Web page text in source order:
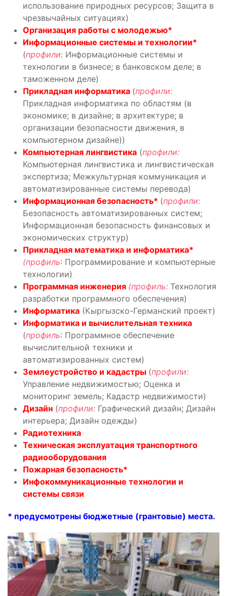
использование природных ресурсов; Защита в
чрезвычайных ситуациях)
Организация работы с молодежью*
Информационные системы и технологии*
(профили: Информационные системы и
технологии в бизнесе; в банковском деле; в
таможенном деле)
Прикладная информатика (профили:
Прикладная информатика по областям (в
экономике; в дизайне; в архитектуре; в
организации безопасности движения, в
компьютерном дизайне))
Компьютерная лингвистика (профили:
Компьютерная лингвистика и лингвистическая
экспертиза; Межкультурная коммуникация и
автоматизированные системы перевода)
Информационная безопасность* (профили:
Безопасность автоматизированных систем;
Информационная безопасность финансовых и
экономических структур)
Прикладная математика и информатика*
(профиль: Программирование и компьютерные
технологии)
Программная инженерия (профиль: Технология
разработки программного обеспечения)
Информатика (Кыргызско-Германский проект)
Информатика и вычислительная техника
(профиль: Программное обеспечение
вычислительной техники и
автоматизированных систем)
Землеустройство и кадастры (профили:
Управление недвижимостью; Оценка и
мониторинг земель; Кадастр недвижимости)
Дизайн (профили: Графический дизайн; Дизайн
интерьера; Дизайн одежды)
Радиотехника
Техническая эксплуатация транспортного
радиооборудования
Пожарная безопасность*
Инфокоммуникационные технологии и
системы связи
* предусмотрены бюджетные (грантовые) места.